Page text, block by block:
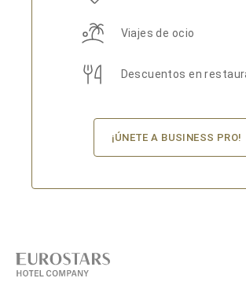
Viajes de ocio
Descuentos en
¡ÚNETE A BUSINESS PRO!